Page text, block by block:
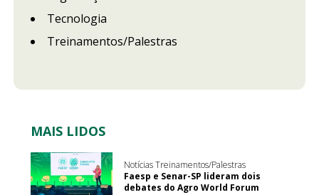
Tecnologia
Treinamentos/Palestras
MAIS LIDOS
Notícias Treinamentos/Palestras
Faesp e Senar-SP lideram dois
debates do Agro World Forum